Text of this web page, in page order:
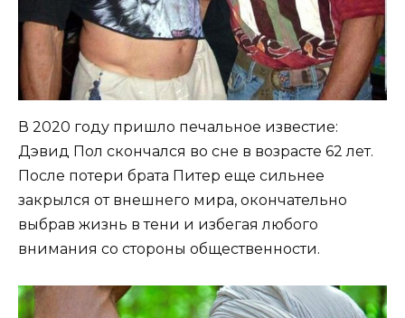
В 2020 году пришло печальное известие:
Дэвид Пол скончался во сне в возрасте 62 лет.
После потери брата Питер еще сильнее
закрылся от внешнего мира, окончательно
выбрав жизнь в тени и избегая любого
внимания со стороны общественности.